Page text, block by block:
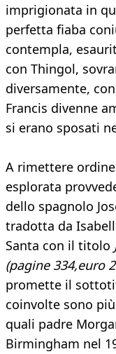
imprigionata in
perfetta fiaba
contempla,
con Thingol,
diversamente,
Francis divenne
si erano sposati
A rimettere
esplorata
dello spagnolo
tradotta da
Santa con il titolo
(pagine 334,euro
promette il
coinvolte sono
quali padre
Birmingham nel